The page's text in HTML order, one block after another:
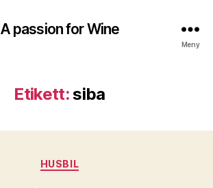
A passion for Wine
Meny
Etikett:siba
Kategorier
HUSBIL